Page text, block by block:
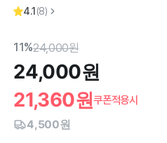
4.1(8)
11%24,000원
24,000원
21,360원쿠폰적용시
4,500원